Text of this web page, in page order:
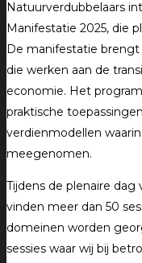
Natuurverdubbelaars
Manifestatie 2025, die
De manifestatie
die werken aan de
economie. Het
praktische
verdienmodellen
meegenomen.
Tijdens de plenaire
vinden meer dan 50
domeinen worden
sessies waar wij bij